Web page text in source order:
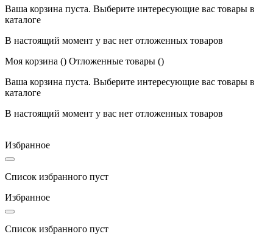
Ваша корзина пуста. Выберите интересующие вас товары в
каталоге
В настоящий момент у вас нет отложенных товаров
Моя корзина () Отложенные товары ()
Ваша корзина пуста. Выберите интересующие вас товары в
каталоге
В настоящий момент у вас нет отложенных товаров
Избранное
Список избранного пуст
Избранное
Список избранного пуст